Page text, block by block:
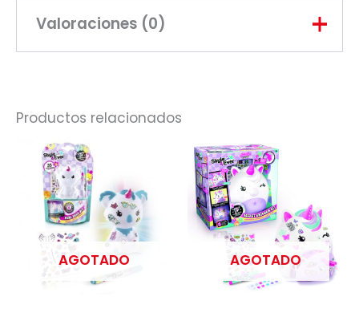
Valoraciones (0)
Sé el primero en valorar “Furreal
Newborn”
Tu dirección de correo electrónico
no será publicada.
Los campos
obligatorios están marcados con
*
Tu puntuación
Productos relacionados
AGOTADO AGOTADO